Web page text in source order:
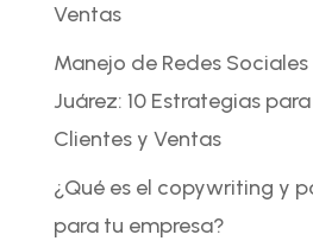
Ventas
Manejo de Redes
Juárez: 10 Estrategias
Clientes y Ventas
¿Qué es el copywriting y
para tu empresa?